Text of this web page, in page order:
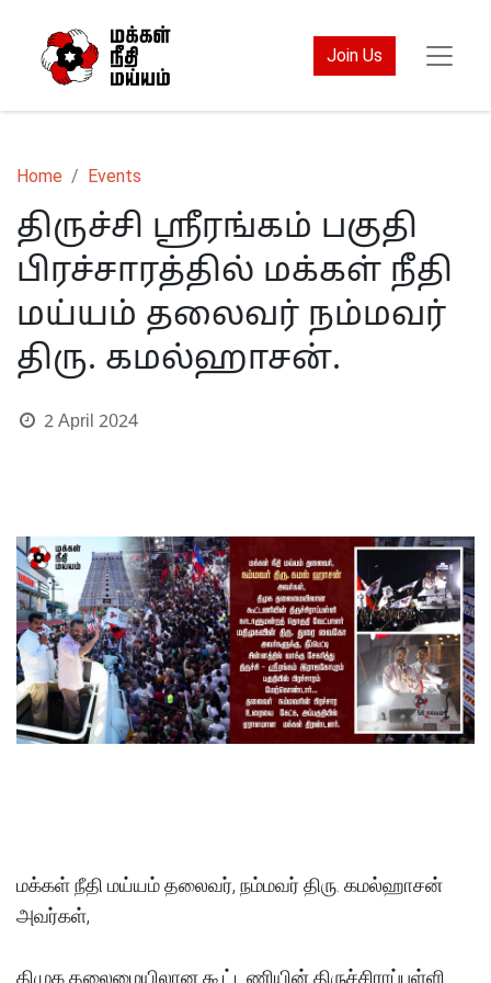
Join Us
Home Events
திருச்சி ஸ்ரீரங்கம் பகுதி
பிரச்சாரத்தில் மக்கள் நீதி
மய்யம் தலைவர் நம்மவர்
திரு. கமல்ஹாசன்.
2 April 2024
மக்கள் நீதி மய்யம் தலைவர், நம்மவர் திரு. கமல்ஹாசன்
அவர்கள்,
திமுக தலைமையிலான கூட்டணியின் திருச்சிராப்பள்ளி